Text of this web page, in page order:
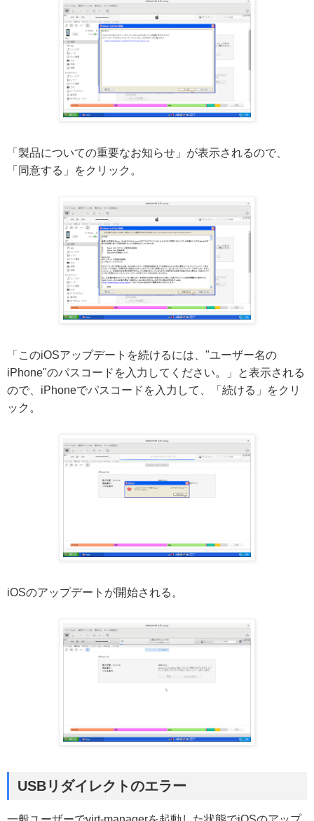
「製品についての重要なお知らせ」が表示されるので、
「同意する」をクリック。
「このiOSアップデートを続けるには、"ユーザー名の
iPhone"のパスコードを入力してください。」と表示される
ので、iPhoneでパスコードを入力して、「続ける」をクリ
ック。
iOSのアップデートが開始される。
USBリダイレクトのエラー